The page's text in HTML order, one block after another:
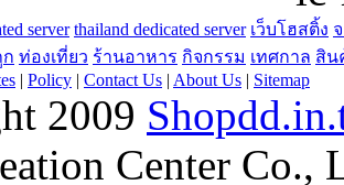
เว็บโฮสติ้ง
ก ท่องเที่ยว ร้านอาหาร กิจกรรม เทศกาล สิน
|Policy|Contact Us|About Us|Sitemap
2009
Center Co.,